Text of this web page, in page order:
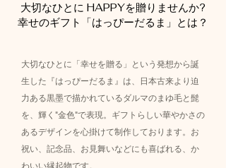
​大切なひとに HAPPYを贈りませんか?
​幸せのギフト「はっぴーだるま」とは？
大切なひとに「幸せを贈る」という発想から誕
生した『はっぴーだるま』は、日本古来より迫
力ある黒墨で描かれているダルマのまゆ毛と髭
を、輝く"金色"で表現。ギフトらしい華やかさの
あるデザインを心掛けて制作しております。お
祝い、記念品、お見舞いなどにも喜ばれる、か